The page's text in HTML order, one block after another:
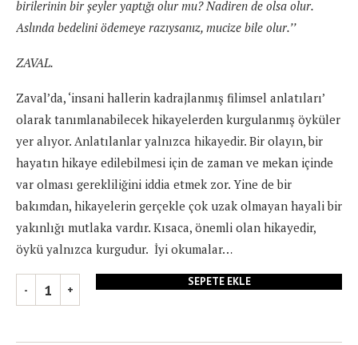
birilerinin bir şeyler yaptığı olur mu? Nadiren de olsa olur.
Aslında bedelini ödemeye razıysanız, mucize bile olur.’’
ZAVAL.
Zaval’da, ‘insani hallerin kadrajlanmış filimsel anlatıları’
olarak tanımlanabilecek hikayelerden kurgulanmış öyküler
yer alıyor. Anlatılanlar yalnızca hikayedir. Bir olayın, bir
hayatın hikaye edilebilmesi için de zaman ve mekan içinde
var olması gerekliliğini iddia etmek zor. Yine de bir
bakımdan, hikayelerin gerçekle çok uzak olmayan hayali bir
yakınlığı mutlaka vardır. Kısaca, önemli olan hikayedir,
öykü yalnızca kurgudur. İyi okumalar…
SEPETE EKLE